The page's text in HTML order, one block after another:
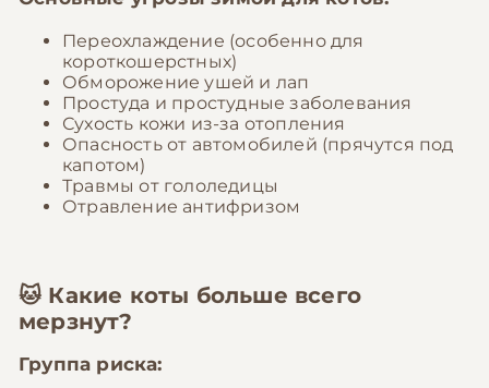
Переохлаждение (особенно для
короткошерстных)
Обморожение ушей и лап
Простуда и простудные заболевания
Сухость кожи из-за отопления
Опасность от автомобилей (прячутся под
капотом)
Травмы от гололедицы
Отравление антифризом
🐱 Какие коты больше всего
мерзнут?
Группа риска: